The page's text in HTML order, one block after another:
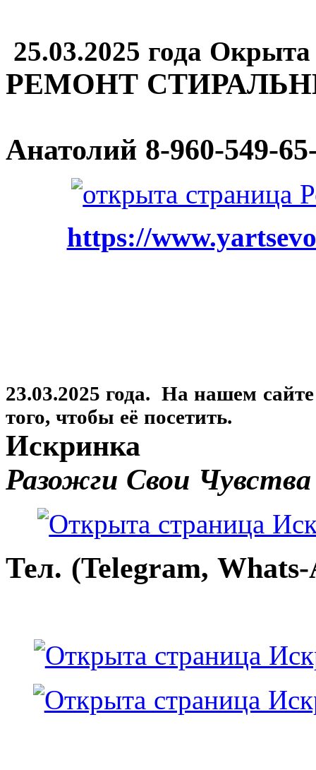
25.03.2025 года
РЕМОНТ
Анатолий 8-960-549-
https://
23.03.2025 года. На нашем
того, чтобы её посетить.
Искринка
Разожги Свои Чувства
Тел. (Telegram,